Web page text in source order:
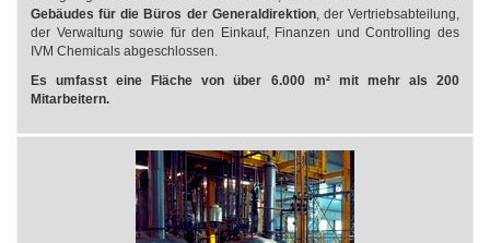
Gebäudes für die Büros der Generaldirektion, der Vertriebsabteilung,
der Verwaltung sowie für den Einkauf, Finanzen und Controlling des
IVM Chemicals abgeschlossen.
Es umfasst eine Fläche von über 6.000 m² mit mehr als 200
Mitarbeitern.